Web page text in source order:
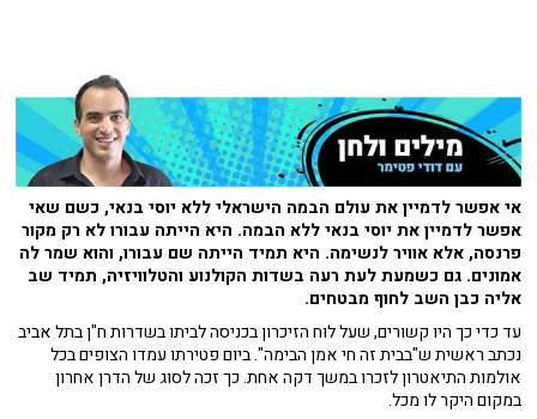
אי אפשר לדמיין את עולם הבמה הישראלי ללא יוסי בנאי, כשם שאי
אפשר לדמיין את יוסי בנאי ללא הבמה. היא הייתה עבורו לא רק מקור
פרנסה, אלא אוויר לנשימה. היא תמיד הייתה שם עבורו, והוא שמר לה
אמונים. גם כשמעת לעת רעה בשדות הקולנוע והטלוויזיה, תמיד שב
אליה כבן השב לחוף מבטחים.
עד כדי כך היו קשורים, שעל לוח הזיכרון בכניסה לביתו בשדרות ח"ן בתל אביב
נכתב ראשית ש"בבית זה חי אמן הבימה". ביום פטירתו עמדו הצופים בכל
אולמות התיאטרון לזכרו במשך דקה אחת. כך זכה לסוג של הדרן אחרון
במקום היקר לו מכל.